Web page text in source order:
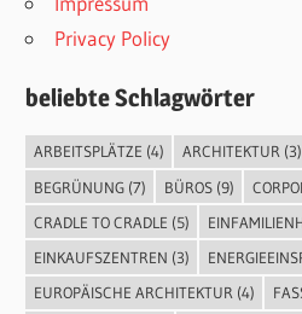
Privacy Policy
beliebte Schlagwörter
ARBEITSPLÄTZE (4) ARCHITEKTUR(3)
BEGRÜNUNG(7) BÜROS(9)
CRADLE TO CRADLE (5)
EINKAUFSZENTREN (3)
EUROPÄISCHE ARCHITEKTUR(4)